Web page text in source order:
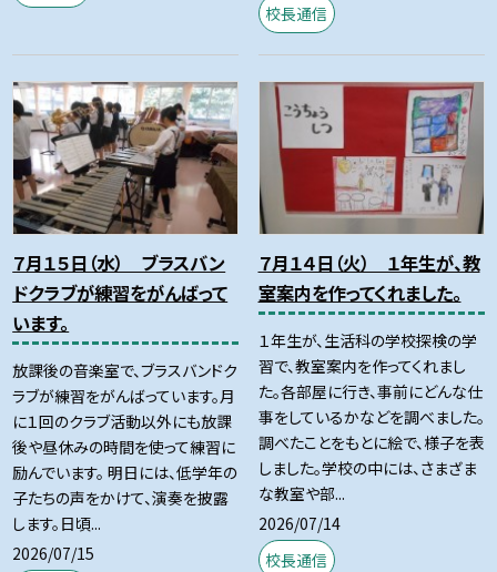
校長通信
７月１５日（水） ブラスバン
ドクラブが練習をがんばって
います。
放課後の音楽室で、ブラスバンドク
ラブが練習をがんばっています。月
に１回のクラブ活動以外にも放課
後や昼休みの時間を使って練習に
励んでいます。 明日には、低学年の
子たちの声をかけて、演奏を披露
します。日頃...
2026/07/15
７月１４日（火） １年生が、教
室案内を作ってくれました。
１年生が、生活科の学校探検の学
習で、教室案内を作ってくれまし
た。各部屋に行き、事前にどんな仕
事をしているかなどを調べました。
調べたことをもとに絵で、様子を表
しました。学校の中には、さまざま
な教室や部...
2026/07/14
校長通信